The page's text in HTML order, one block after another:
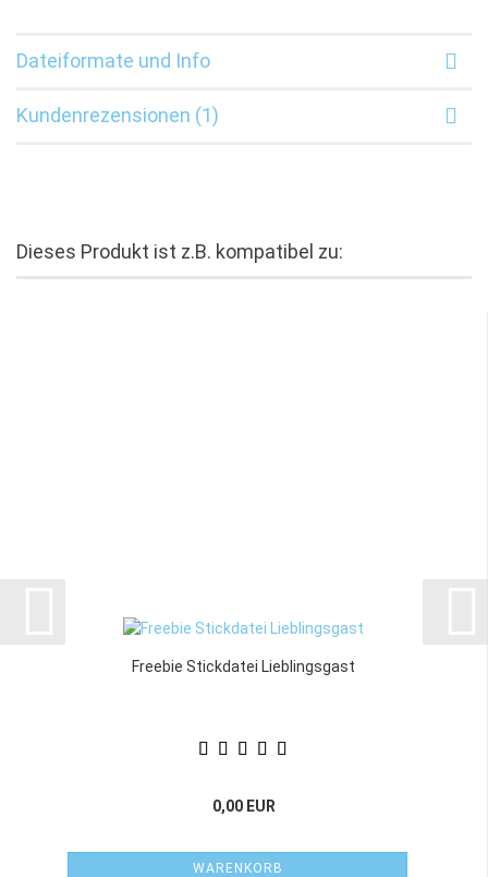
Dateiformate und Info
Kundenrezensionen (1)
Dieses Produkt ist z.B. kompatibel zu:
Freebie Stickdatei Lieblingsgast
0,00 EUR
WARENKORB